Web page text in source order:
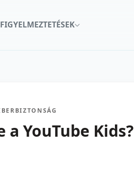
FIGYELMEZTETÉSEK
YouTube Kids?